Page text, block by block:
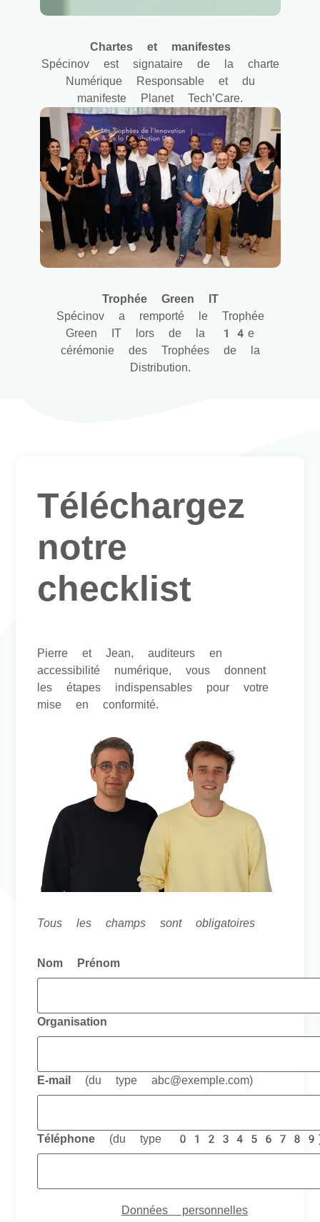
Chartes et manifestes
Spécinov est signataire de la charte
Numérique Responsable et du
manifeste Planet Tech’Care.
Trophée Green IT
Spécinov a remporté le Trophée
Green IT lors de la 14e
cérémonie des Trophées de la
Distribution.
Téléchargez
notre
checklist
Pierre et Jean, auditeurs en
accessibilité numérique, vous donnent
les étapes indispensables pour votre
mise en conformité.
Tous les champs sont obligatoires
Nom Prénom
Organisation
E-mail (du type abc@exemple.com)
Téléphone (du type
Données personnelles